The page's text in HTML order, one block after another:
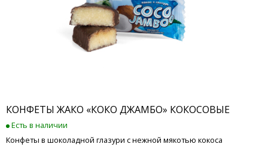
КОНФЕТЫ ЖАКО «КОКО ДЖАМБО» КОКОСОВЫЕ
Есть в наличии
Конфеты в шоколадной глазури с нежной мякотью кокоса